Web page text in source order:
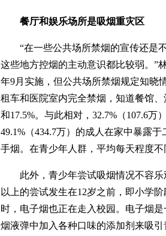
餐厅和娱乐场所是吸烟重灾区
“在一些公共场所禁烟的宣传还是不
这些地方控烟的主动意识都比较弱。”
年9月实施，但公共场所禁烟规定知晓
租车和医院室内完全禁烟，知道餐馆
和17.5%。与此相对，32.7%（107.6万
49.1%（434.7万）的成人在家中暴露
手烟。在青少年人群，平均每天程度不
此外，青少年尝试吸烟情况不容乐
以上的尝试发生在12岁之前，即小学
时，电子烟也正在走入校园。电子烟
烟液弹中加入各种口味的添加剂来吸